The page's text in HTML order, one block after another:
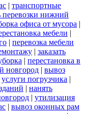
| транспортные
перевозки нижний
офиса от мусора |
мебели |
| перевозка мебели
| заказать
| перестановка в
новгород | вывоз
услуги погрузчика |
| нанять
| утилизация
| вывоз оконных рам